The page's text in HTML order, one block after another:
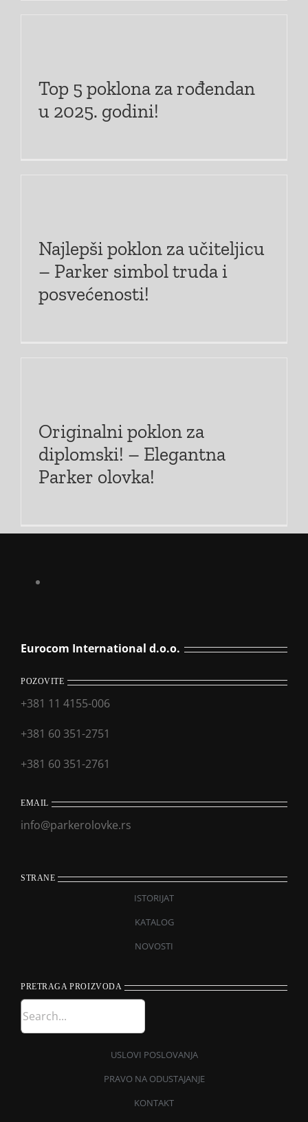
Top 5 poklona za rođendan
u 2025. godini!
Najlepši poklon za učiteljicu
– Parker simbol truda i
posvećenosti!
Originalni poklon za
diplomski! – Elegantna
Parker olovka!
Eurocom International d.o.o.
POZOVITE
+381 11 4155-006
+381 60 351-2751
+381 60 351-2761
EMAIL
info@parkerolovke.rs
STRANE
ISTORIJAT
KATALOG
NOVOSTI
PRETRAGA PROIZVODA
USLOVI POSLOVANJA
PRAVO NA ODUSTAJANJE
KONTAKT